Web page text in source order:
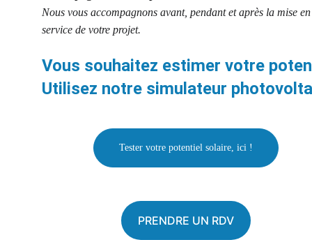
Nous vous accompagnons avant, pendant et après la mise en
service de votre projet.
Tester votre potentiel solaire, ici !
Vous souhaitez estimer votre
Utilisez notre simulateur
PRENDRE UN RDV